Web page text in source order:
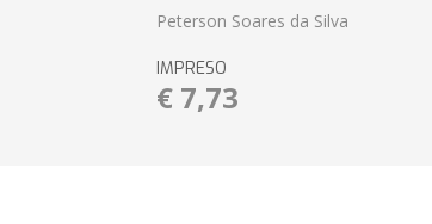
Peterson Soares da Silva
IMPRESO
€ 7,73